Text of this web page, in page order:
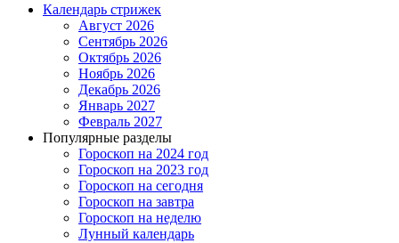
Календарь стрижек
Август 2026
Сентябрь 2026
Октябрь 2026
Ноябрь 2026
Декабрь 2026
Январь 2027
Февраль 2027
Популярные разделы
Гороскоп на 2024 год
Гороскоп на 2023 год
Гороскоп на сегодня
Гороскоп на завтра
Гороскоп на неделю
Лунный календарь